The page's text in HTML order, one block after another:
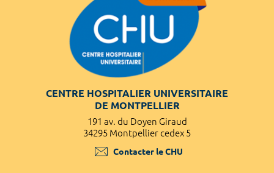
CENTRE HOSPITALIER UNIVERSITAIRE
DE MONTPELLIER
191 av. du Doyen Giraud
34295 Montpellier cedex 5
Contacter le CHU